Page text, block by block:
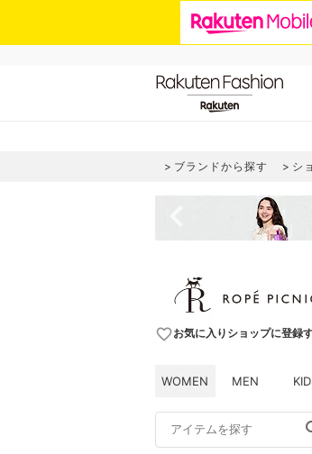
ブランドから探す シ
favorite_borderお気に入りショップに登録
WOMEN MEN